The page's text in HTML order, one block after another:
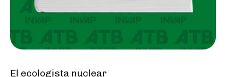
El ecologista nuclear